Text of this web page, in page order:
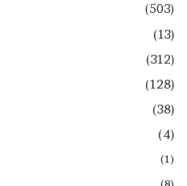
(503)
(13)
(312)
(128)
(38)
(4)
(1)